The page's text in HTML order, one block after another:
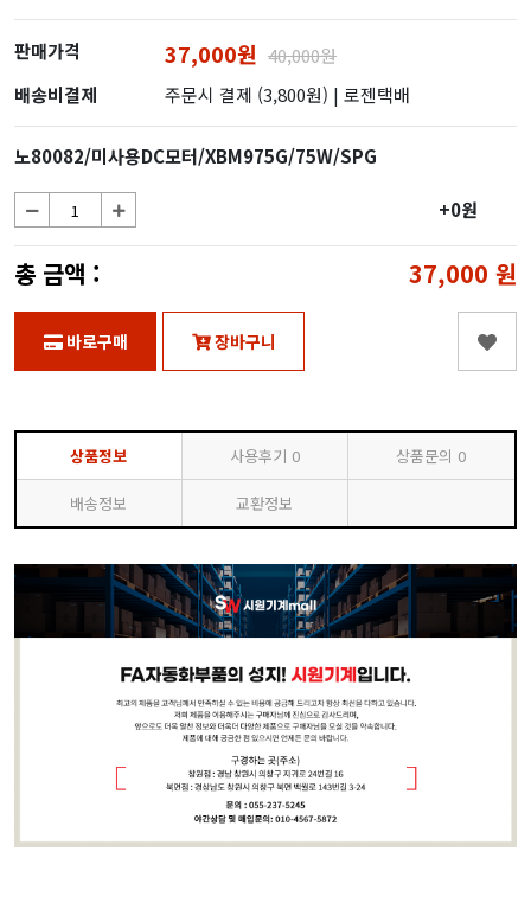
판매가격 37,000원 40,000원
배송비결제
주문시 결제 (3,800원) | 로젠택배
노80082/미사용DC모터/XBM975G/75W/SPG
+0원
총 금액 : 37,000 원
바로구매 장바구니
상품정보 사용후기 0 상품문의 0
배송정보 교환정보